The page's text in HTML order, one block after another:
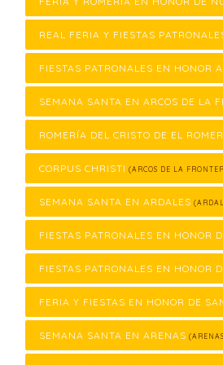
REAL FERIA Y FIESTAS
FIESTAS PATRONALES EN HONOR
SEMANA SANTA EN ARCOS DE LA
ROMERÍA DEL CRISTO DE EL
CORPUS CHRISTI (ARCOS DE LA
SEMANA SANTA EN ARDALES
FIESTAS PATRONALES EN HONOR
FIESTAS PATRONALES EN HONOR
FERIA Y FIESTAS EN HONOR DE
SEMANA SANTA EN ARENAS